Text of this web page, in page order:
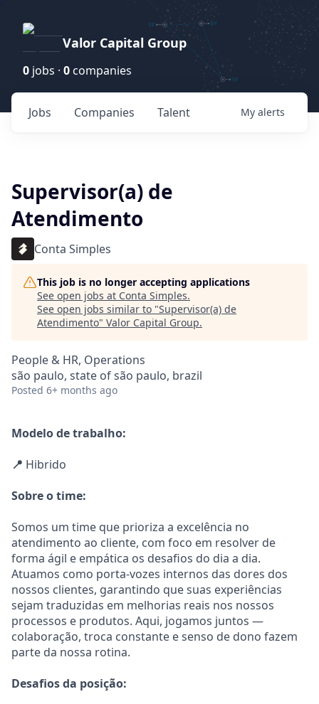
Valor Capital Group
0 jobs · 0 companies
Jobs Companies Talent My alerts
Supervisor(a) de
Atendimento
Conta Simples
This job is no longer accepting applications
See open jobs at Conta Simples.
See open jobs similar to "Supervisor(a) de
Atendimento" Valor Capital Group.
People & HR, Operations
são paulo, state of são paulo, brazil
Posted 6+ months ago
Modelo de trabalho:
📍 Hibrido
Sobre o time:
Somos um time que prioriza a excelência no
atendimento ao cliente, com foco em resolver de
forma ágil e empática os desafios do dia a dia.
Atuamos como porta-vozes internos das dores dos
nossos clientes, garantindo que suas experiências
sejam traduzidas em melhorias reais nos nossos
processos e produtos. Aqui, jogamos juntos —
colaboração, troca constante e senso de dono fazem
parte da nossa rotina.
Desafios da posição: